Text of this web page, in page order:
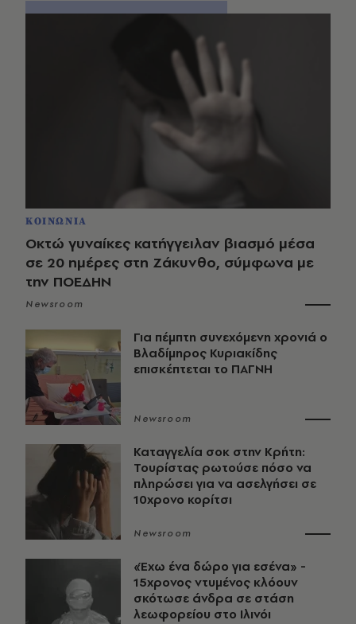
ΚΟΙΝΩΝΙΑ
Οκτώ γυναίκες κατήγγειλαν βιασμό μέσα
σε 20 ημέρες στη Ζάκυνθο, σύμφωνα με
την ΠΟΕΔΗΝ
Newsroom
Για πέμπτη συνεχόμενη χρονιά ο
Βλαδίμηρος Κυριακίδης
επισκέπτεται το ΠΑΓΝΗ
Newsroom
Καταγγελία σοκ στην Κρήτη:
Τουρίστας ρωτούσε πόσο να
πληρώσει για να ασελγήσει σε
10χρονο κορίτσι
Newsroom
«Έχω ένα δώρο για εσένα» -
15χρονος ντυμένος κλόουν
σκότωσε άνδρα σε στάση
λεωφορείου στο Ιλινόι